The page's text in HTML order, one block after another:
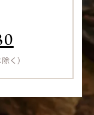
く）